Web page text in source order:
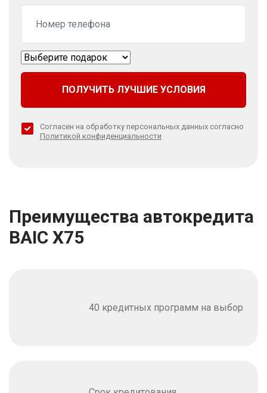
ПОЛУЧИТЬ ЛУЧШИЕ УСЛОВИЯ
Согласен на обработку персональных данных согласно
Политикой конфиденциальности
Преимущества автокредита
BAIC X75
40 кредитных программ на выбор